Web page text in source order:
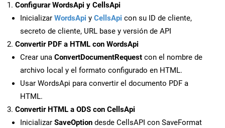
Configurar WordsApi y CellsApi
Inicializar WordsApi y CellsApi con su ID de cliente,
secreto de cliente, URL base y versión de API
Convertir PDF a HTML con WordsApi
Crear una ConvertDocumentRequest con el nombre de
archivo local y el formato configurado en HTML.
Usar WordsApi para convertir el documento PDF a
HTML.
Convertir HTML a ODS con CellsApi
Inicializar SaveOption desde CellsAPI con SaveFormat